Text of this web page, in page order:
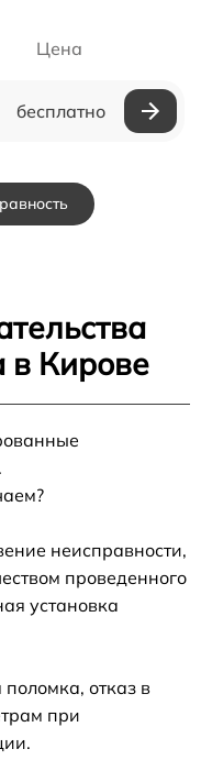
Цена
бесплатно
в Кирове
неисправности,
проведенного
установка
отказ в
при